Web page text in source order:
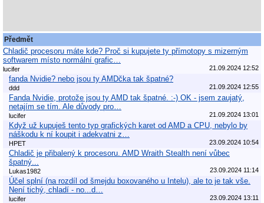
Předmět
Chladič procesoru máte kde? Proč si kupujete ty přímotopy s mizerným
softwarem místo normální grafic…
lucifer 21.09.2024 12:52
fanda Nvidie? nebo jsou ty AMDčka tak špatné?
ddd 21.09.2024 12:55
Fanda Nvidie, protože jsou ty AMD tak špatné. :-) OK - jsem zaujatý,
netajím se tím. Ale důvody pro…
lucifer 21.09.2024 13:01
Když už kupuješ tento typ grafických karet od AMD a CPU, nebylo by
náškodu k ní koupit i adekvatni z…
HPET 23.09.2024 10:54
Chladič je přibalený k procesoru. AMD Wraith Stealth není vůbec
špatný...
Lukas1982 23.09.2024 11:14
Účel splní (na rozdíl od šmejdu boxovaného u Intelu), ale to je tak vše.
Není tichý, chladí - no...d…
lucifer 23.09.2024 13:11